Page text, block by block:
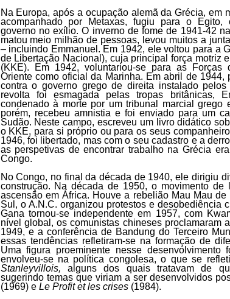
Na Europa, após a ocupação alemã da Grécia, em
acompanhado por Metaxas, fugiu para o Egito,
governo no exílio. O inverno de fome de 1941-42
matou meio milhão de pessoas, levou muitos a
– incluindo Emmanuel. Em 1942, ele voltou para a
de Libertação Nacional), cuja principal força motriz
(KKE). Em 1942, voluntariou-se para as Forças
Oriente como oficial da Marinha. Em abril de 1944,
contra o governo grego de direita instalado
revolta foi esmagada pelas tropas britânicas,
condenado à morte por um tribunal marcial grego
porém, recebeu amnistia e foi enviado para um
Sudão. Neste campo, escreveu um livro didático
o KKE, para si próprio ou para os seus
1946, foi libertado, mas com o seu cadastro e a
as perspetivas de encontrar trabalho na Grécia
Congo.
No Congo, no final da década de 1940, ele dirigiu
construção. Na década de 1950, o movimento de
ascensão em África. Houve a rebelião Mau Mau
Sul, o A.N.C. organizou protestos e desobediência
Gana tornou-se independente em 1957, com
nível global, os comunistas chineses proclamaram
1949, e a conferência de Bandung do Terceiro
essas tendências refletiram-se na formação de
Uma figura proeminente nesse desenvolvimento
envolveu-se na política congolesa, o que se
Stanleyvillois, alguns dos quais tratavam de
sugerindo temas que viriam a ser desenvolvidos
(1969) e Le Profit et les crises(1984).